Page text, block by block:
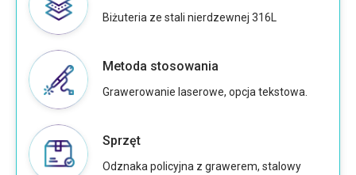
Biżuteria ze stali nierdzewnej 316L
Metoda stosowania
Grawerowanie laserowe, opcja tekstowa.
Sprzęt
Odznaka policyjna z grawerem, stalowy